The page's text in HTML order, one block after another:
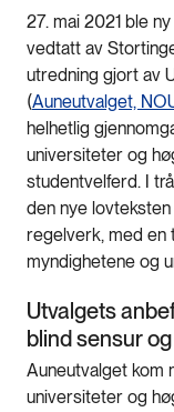
27. mai 2021 ble ny
vedtatt av
utredning gjort av
(Auneutvalget,
helhetlig
universiteter og
studentvelferd. I
den nye
regelverk, med en
myndighetene og
Utvalgets
blind sensur
Auneutvalget kom
universiteter og